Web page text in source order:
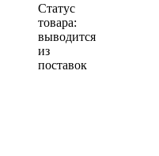
Статус
товара:
выводится
из
поставок